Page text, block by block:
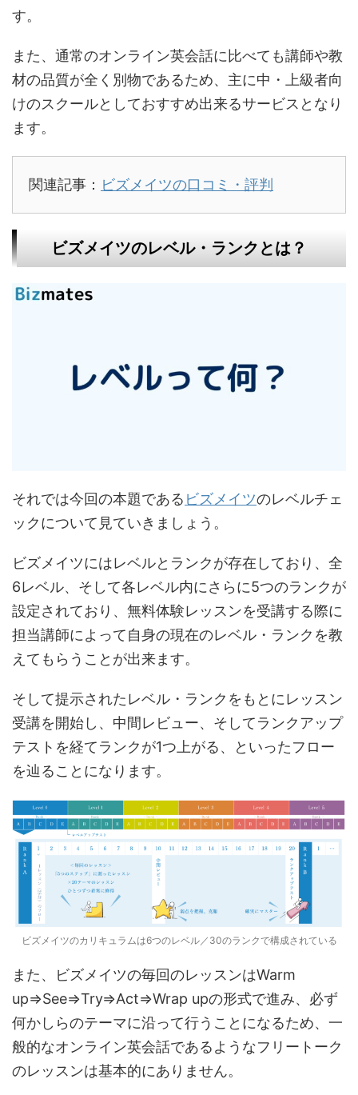
す。
また、通常のオンライン英会話に比べても講師や教
材の品質が全く別物であるため、主に中・上級者向
けのスクールとしておすすめ出来るサービスとなり
ます。
関連記事： ビズメイツの口コミ・評判
ビズメイツのレベル・ランクとは？
それでは今回の本題である ビズメイツのレベルチェ
ックについて見ていきましょう。
ビズメイツにはレベルとランクが存在しており、全
6レベル、そして各レベル内にさらに5つのランクが
設定されており、無料体験レッスンを受講する際に
担当講師によって自身の現在のレベル・ランクを教
えてもらうことが出来ます。
そして提示されたレベル・ランクをもとにレッスン
受講を開始し、中間レビュー、そしてランクアップ
テストを経てランクが1つ上がる、といったフロー
を辿ることになります。
ビズメイツのカリキュラムは6つのレベル／30のランクで構成されている
また、ビズメイツの毎回のレッスンはWarm
up⇒See⇒Try⇒Act⇒Wrap upの形式で進み、必ず
何かしらのテーマに沿って行うことになるため、一
般的なオンライン英会話であるようなフリートーク
のレッスンは基本的にありません。